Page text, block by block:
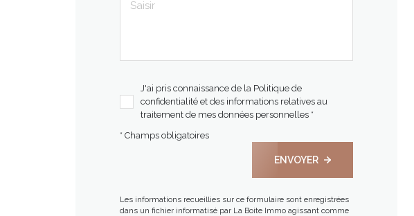
J'ai pris connaissance de la Politique de
confidentialité et des informations relatives au
traitement de mes données personnelles *
* Champs obligatoires
ENVOYER
Les informations recueillies sur ce formulaire sont enregistrées
dans un fichier informatisé par La Boite Immo agissant comme